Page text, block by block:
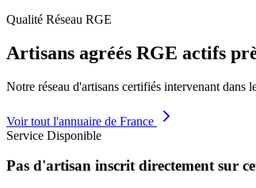
Qualité Réseau RGE
Artisans agréés RGE actifs
Notre réseau d'artisans certifiés intervenant dans
Voir tout l'annuaire de France
Service Disponible
Pas d'artisan inscrit directement sur